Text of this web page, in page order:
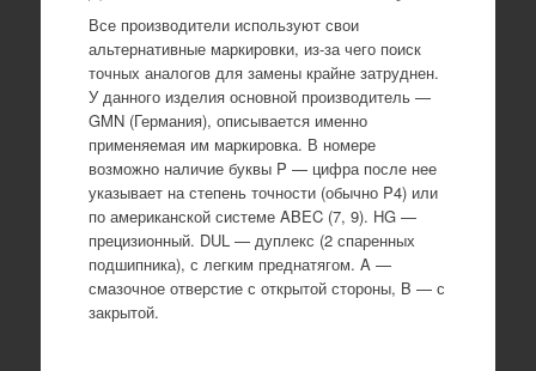
Все производители используют свои
альтернативные маркировки, из-за чего поиск
точных аналогов для замены крайне затруднен.
У данного изделия основной производитель —
GMN (Германия), описывается именно
применяемая им маркировка. В номере
возможно наличие буквы P — цифра после нее
указывает на степень точности (обычно P4) или
по американской системе ABEC (7, 9). HG —
прецизионный. DUL — дуплекс (2 спаренных
подшипника), с легким преднатягом. A —
смазочное отверстие с открытой стороны, B — с
закрытой.